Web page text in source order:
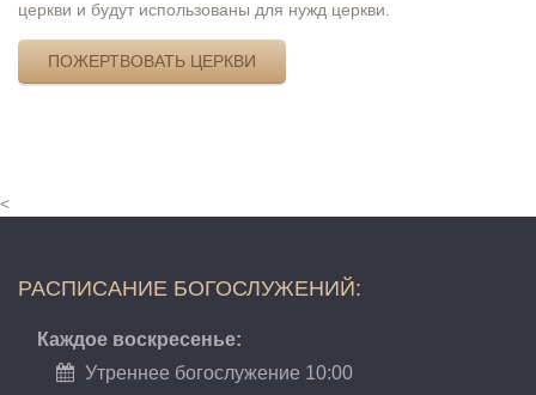
церкви и будут использованы для нужд церкви.
ПОЖЕРТВОВАТЬ ЦЕРКВИ
<
РАСПИСАНИЕ БОГОСЛУЖЕНИЙ:
Каждое воскресенье:
Утреннее богослужение 10:00